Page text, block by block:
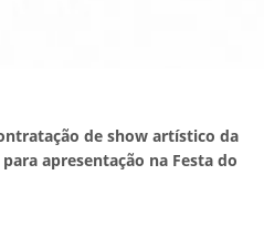
de show artístico da
apresentação na Festa do